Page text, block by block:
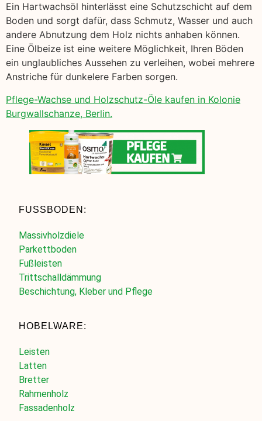
Ein Hartwachsöl hinterlässt eine Schutzschicht auf dem
Boden und sorgt dafür, dass Schmutz, Wasser und auch
andere Abnutzung dem Holz nichts anhaben können.
Eine Ölbeize ist eine weitere Möglichkeit, Ihren Böden
ein unglaubliches Aussehen zu verleihen, wobei mehrere
Anstriche für dunkelere Farben sorgen.
Pflege-Wachse und Holzschutz-Öle kaufen in Kolonie
Burgwallschanze, Berlin.
FUSSBODEN:
Massivholzdiele
Parkettboden
Fußleisten
Trittschalldämmung
Beschichtung, Kleber und Pflege
HOBELWARE:
Leisten
Latten
Bretter
Rahmenholz
Fassadenholz